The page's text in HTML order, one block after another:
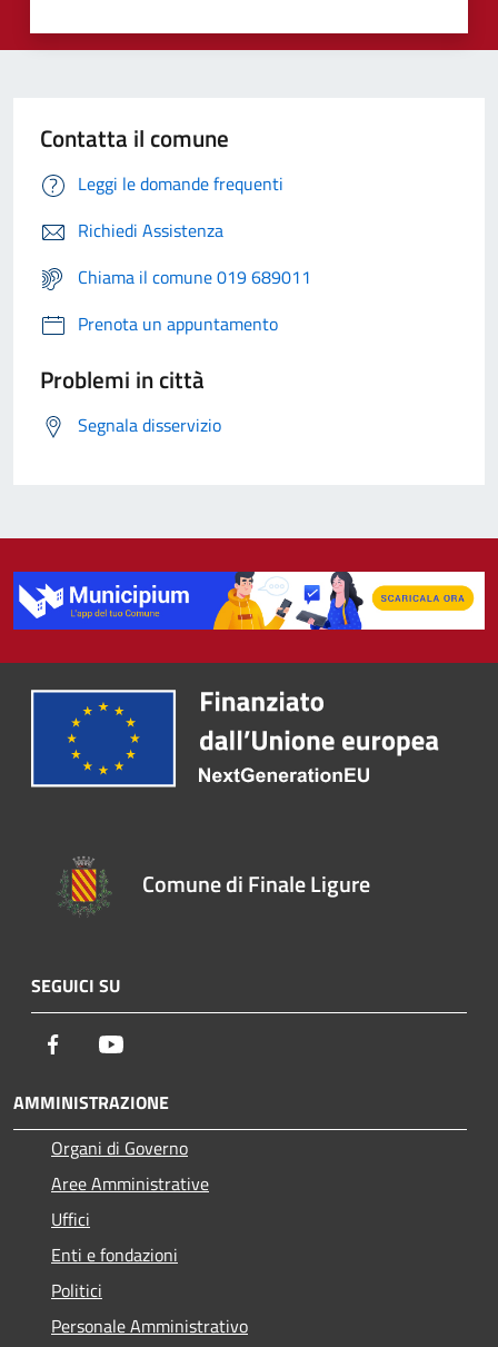
Contatta il comune
Leggi le domande frequenti
Richiedi Assistenza
Chiama il comune 019 689011
Prenota un appuntamento
Problemi in città
Segnala disservizio
Comune di Finale Ligure
SEGUICI SU
Facebook
AMMINISTRAZIONE
Organi di Governo
Aree Amministrative
Uffici
Enti e fondazioni
Politici
Personale Amministrativo